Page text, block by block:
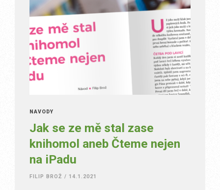
NÁVODY
Jak se ze mě stal zase
knihomol aneb Čteme nejen
na iPadu
FILIP BROŽ / 14.1.2021